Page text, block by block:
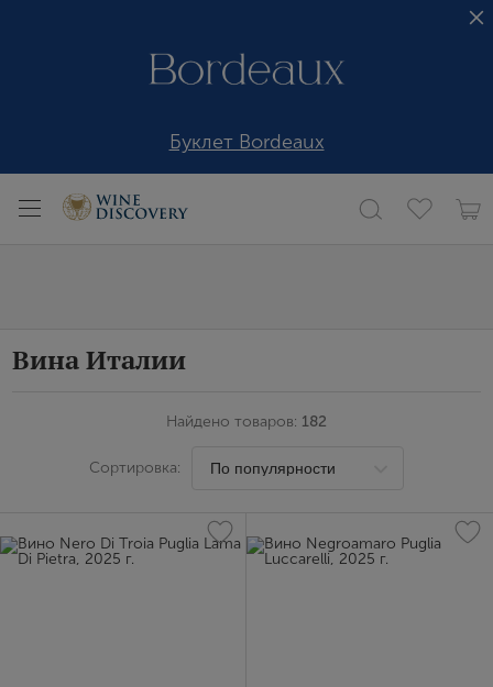
Буклет Bordeaux
Вина Италии
Найдено товаров: 182
Сортировка: